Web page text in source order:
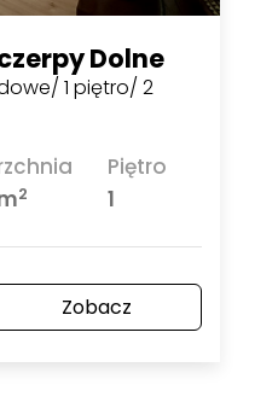
Dolne
1 piętro/ 2
2
Piętro
1
Zobacz